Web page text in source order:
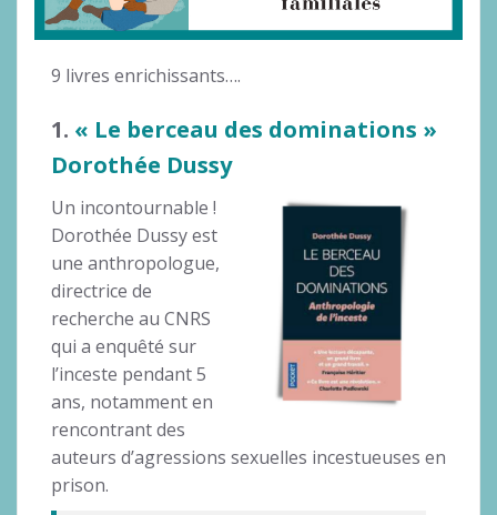
9 livres enrichissants….
1. « Le berceau des dominations »
Dorothée Dussy
Un incontournable !
Dorothée Dussy est
une anthropologue,
directrice de
recherche au CNRS
qui a enquêté sur
l’inceste pendant 5
ans, notamment en
rencontrant des
auteurs d’agressions sexuelles incestueuses en
prison.